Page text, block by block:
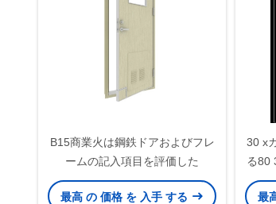
B15商業火は鋼鉄ドアおよびフレ
ームの記入項目を評価した
最高 の 価格 を 入手 する
30 x
る80
最